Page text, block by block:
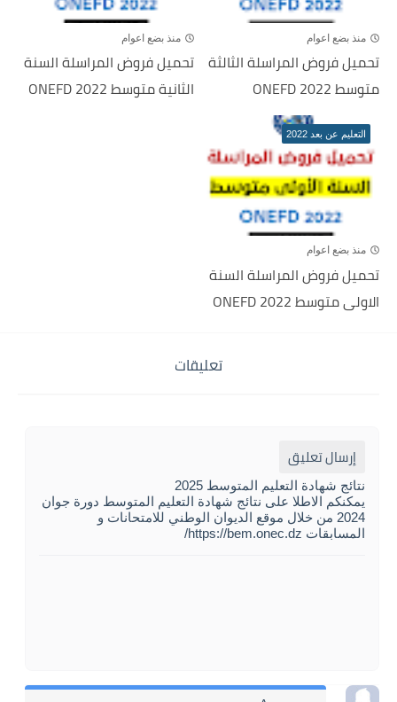
منذ بضع اعوام
تحميل فروض المراسلة الثالثة
متوسط 2022 ONEFD
منذ بضع اعوام
تحميل فروض المراسلة السنة
الثانية متوسط ONEFD 2022
التعليم عن بعد 2022
منذ بضع اعوام
تحميل فروض المراسلة السنة
الاولى متوسط ONEFD 2022
تعليقات
إرسال تعليق
نتائج شهادة التعليم المتوسط 2025
يمكنكم الاطلا على نتائج شهادة التعليم المتوسط دورة جوان
2024 من خلال موقع الديوان الوطني للامتحانات و
المسابقات https://bem.onec.dz/